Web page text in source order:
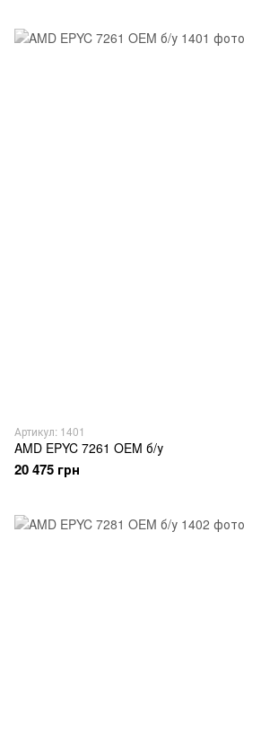
Артикул: 1401
AMD EPYC 7261 OEM б/у
20 475 грн